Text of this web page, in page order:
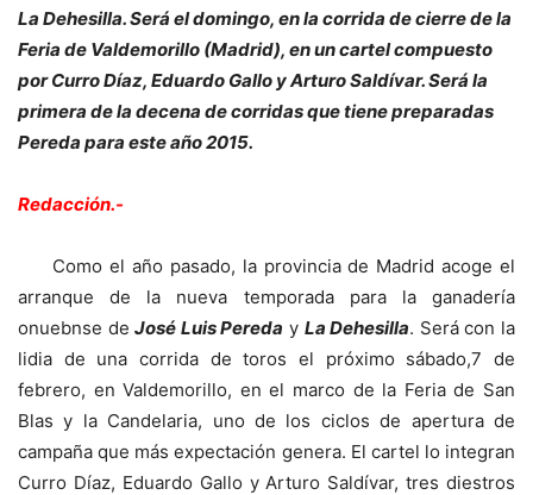
La Dehesilla. Será el domingo, en la corrida de cierre de la
Feria de Valdemorillo (Madrid), en un cartel compuesto
por Curro Díaz, Eduardo Gallo y Arturo Saldívar. Será la
primera de la decena de corridas que tiene preparadas
Pereda para este año 2015.
Redacción.-
Como el año pasado, la provincia de Madrid acoge el
arranque de la nueva temporada para la ganadería
onuebnse deJosé Luis Pereda y La Dehesilla. Será con la
lidia de una corrida de toros el próximo sábado,7 de
febrero, en Valdemorillo, en el marco de la Feria de San
Blas y la Candelaria, uno de los ciclos de apertura de
campaña que más expectación genera. El cartel lo integran
Curro Díaz, Eduardo Gallo y Arturo Saldívar, tres diestros